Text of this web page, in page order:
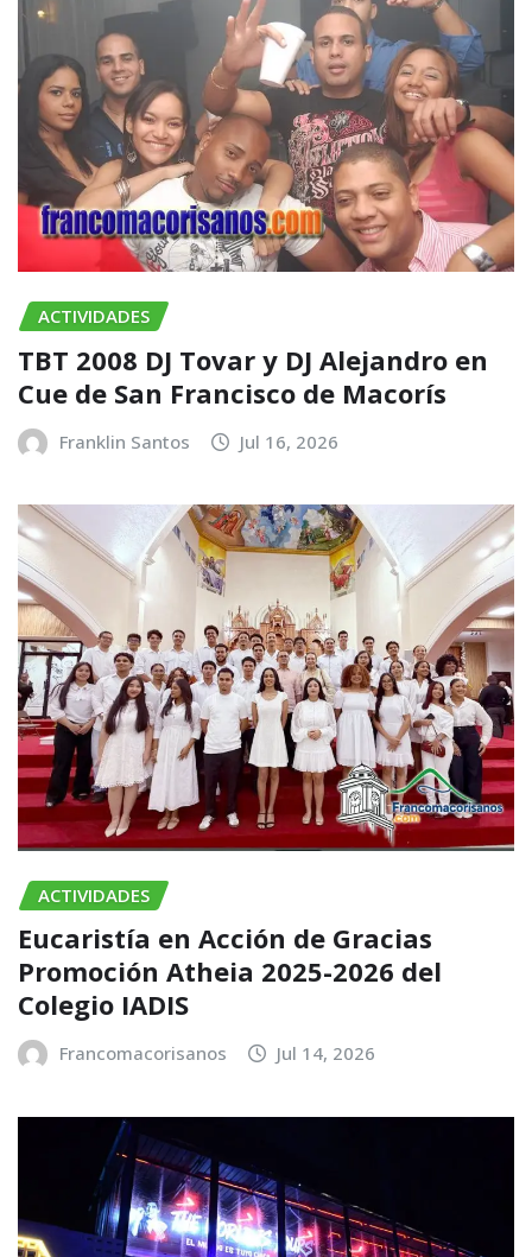
ACTIVIDADES
TBT 2008 DJ Tovar y DJ Alejandro en
Cue de San Francisco de Macorís
Franklin Santos Jul 16, 2026
ACTIVIDADES
Eucaristía en Acción de Gracias
Promoción Atheia 2025-2026 del
Colegio IADIS
Francomacorisanos Jul 14, 2026